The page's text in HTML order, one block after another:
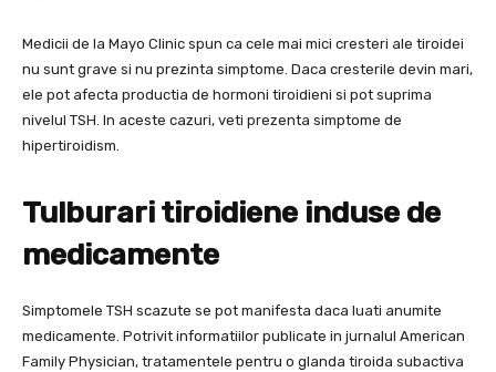
Medicii de la Mayo Clinic spun ca cele mai mici cresteri ale tiroidei
nu sunt grave si nu prezinta simptome. Daca cresterile devin mari,
ele pot afecta productia de hormoni tiroidieni si pot suprima
nivelul TSH. In aceste cazuri, veti prezenta simptome de
hipertiroidism.
Tulburari tiroidiene induse de
medicamente
Simptomele TSH scazute se pot manifesta daca luati anumite
medicamente. Potrivit informatiilor publicate in jurnalul American
Family Physician, tratamentele pentru o glanda tiroida subactiva